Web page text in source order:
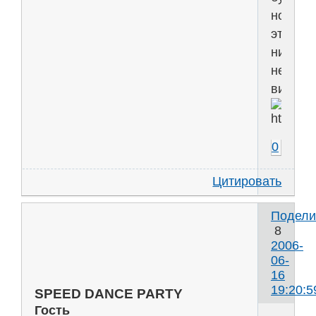
но
этого
никто
не
0
Цитировать
8
2006-
06-
16
SPEED DANCE PARTY
Гость